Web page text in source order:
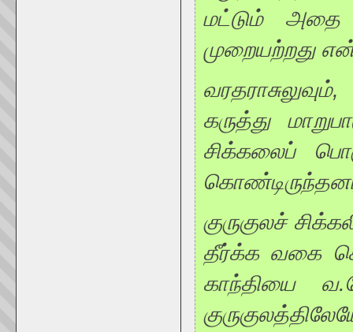
மட்டும் அதை
முறையற்றது
கருத்து
சிக்கலைப்
குருகுலச்
தீர்க்க வகை
காந்தியை